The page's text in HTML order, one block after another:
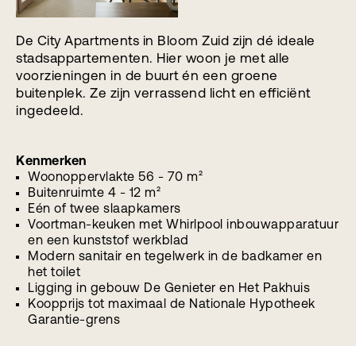
De City Apartments in Bloom Zuid zijn dé ideale
stadsappartementen. Hier woon je met alle
voorzieningen in de buurt én een groene
buitenplek. Ze zijn verrassend licht en efficiënt
ingedeeld.
Kenmerken
Woonoppervlakte 56 - 70 m²
Buitenruimte 4 - 12 m²
Eén of twee slaapkamers
Voortman-keuken met Whirlpool inbouwapparatuur
en een kunststof werkblad
Modern sanitair en tegelwerk in de badkamer en
het toilet
Ligging in gebouw De Genieter en Het Pakhuis
Koopprijs tot maximaal de Nationale Hypotheek
Garantie-grens